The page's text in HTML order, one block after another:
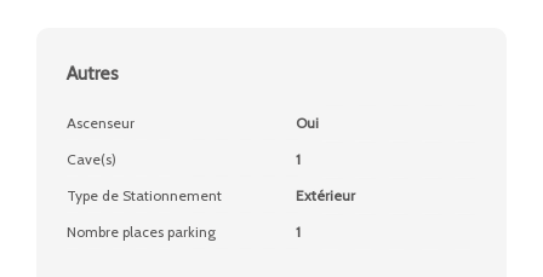
Autres
Ascenseur
Oui
Cave(s)
1
Type de Stationnement
Extérieur
Nombre places parking
1